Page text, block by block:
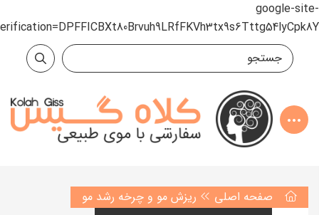
google-site-
صفحه اصلی ریزش مو و چرخه رشد مو